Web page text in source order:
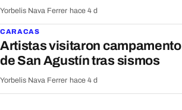
Yorbelis Nava Ferrer hace 4 d
CARACAS
Artistas visitaron campamento
de San Agustín tras sismos
Yorbelis Nava Ferrer hace 4 d